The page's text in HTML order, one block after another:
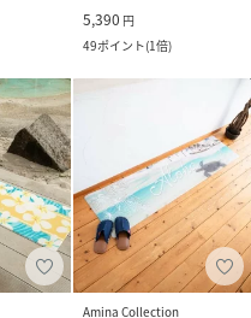
5,390 円
49ポイント(1倍)
Amina Collection